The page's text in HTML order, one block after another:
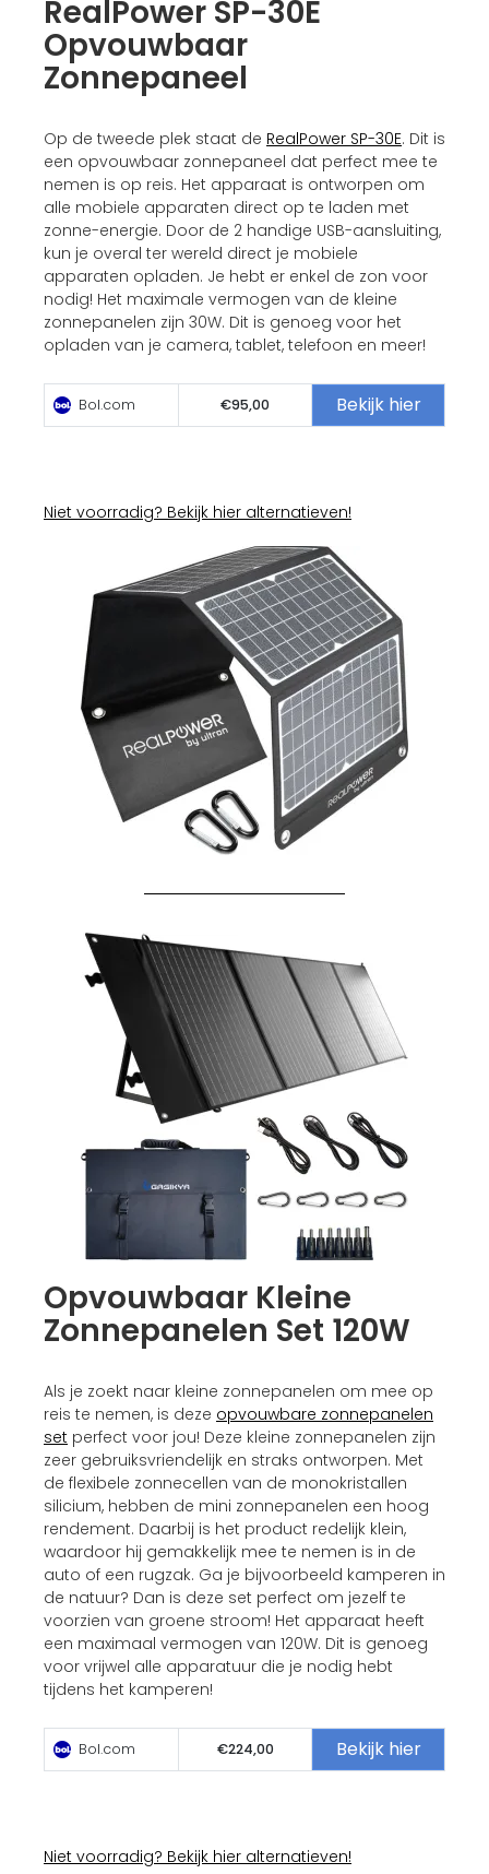
RealPower SP-30E
Opvouwbaar
Zonnepaneel
Op de tweede plek staat de RealPower SP-30E. Dit is
een opvouwbaar zonnepaneel dat perfect mee te
nemen is op reis. Het apparaat is ontworpen om
alle mobiele apparaten direct op te laden met
zonne-energie. Door de 2 handige USB-aansluiting,
kun je overal ter wereld direct je mobiele
apparaten opladen. Je hebt er enkel de zon voor
nodig! Het maximale vermogen van de kleine
zonnepanelen zijn 30W. Dit is genoeg voor het
opladen van je camera, tablet, telefoon en meer!
Bol.com €95,00 Bekijk hier
Niet voorradig? Bekijk hier alternatieven!
Opvouwbaar Kleine
Zonnepanelen Set 120W
Als je zoekt naar kleine zonnepanelen om mee op
reis te nemen, is deze opvouwbare zonnepanelen
set perfect voor jou! Deze kleine zonnepanelen zijn
zeer gebruiksvriendelijk en straks ontworpen. Met
de flexibele zonnecellen van de monokristallen
silicium, hebben de mini zonnepanelen een hoog
rendement. Daarbij is het product redelijk klein,
waardoor hij gemakkelijk mee te nemen is in de
auto of een rugzak. Ga je bijvoorbeeld kamperen in
de natuur? Dan is deze set perfect om jezelf te
voorzien van groene stroom! Het apparaat heeft
een maximaal vermogen van 120W. Dit is genoeg
voor vrijwel alle apparatuur die je nodig hebt
tijdens het kamperen!
Bol.com €224,00 Bekijk hier
Niet voorradig? Bekijk hier alternatieven!